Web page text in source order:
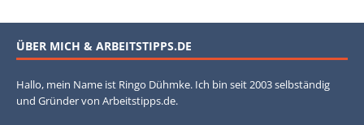
ÜBER MICH & ARBEITSTIPPS.DE
Hallo, mein Name ist Ringo Dühmke. Ich bin seit 2003 selbständig
und Gründer von Arbeitstipps.de.